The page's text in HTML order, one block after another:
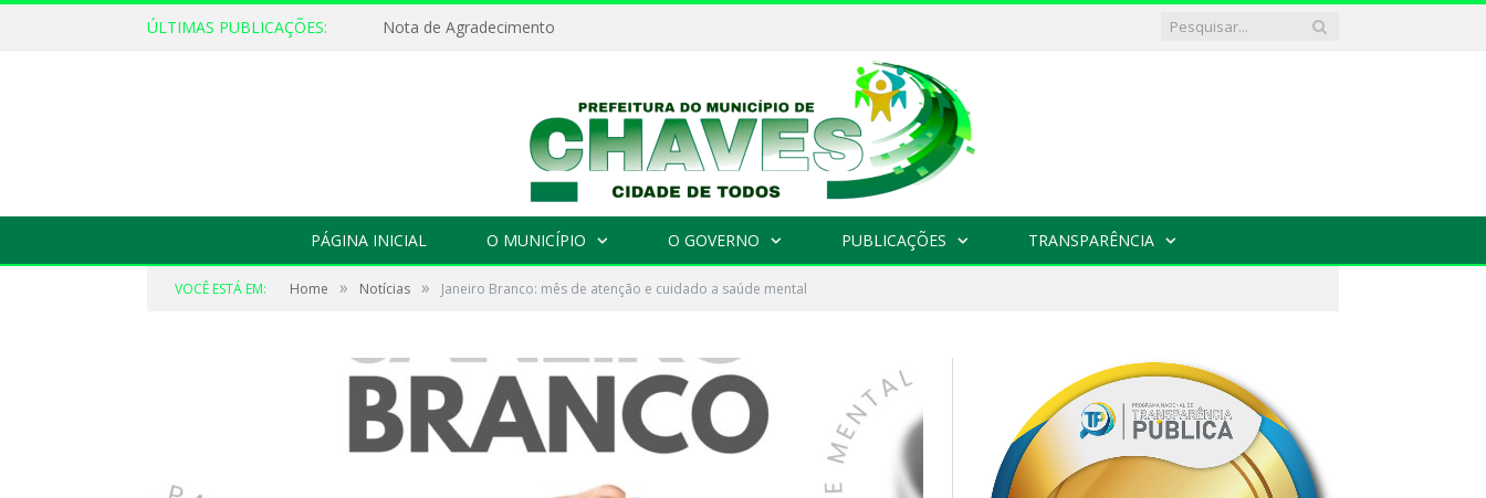
ÚLTIMAS PUBLICAÇÕES: Nota de Agradecimento
PÁGINA INICIAL O MUNICÍPIO O GOVERNO PUBLICAÇÕES TRANSPARÊNCIA
VOCÊ ESTÁ EM: Home » Notícias » Janeiro Branco: mês de atenção e cuidado a saúde mental